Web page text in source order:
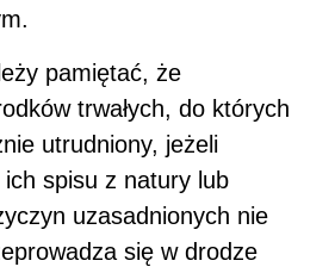
pamiętać, że
trwałych, do których
utrudniony, jeżeli
spisu z natury lub
uzasadnionych nie
się w drodze